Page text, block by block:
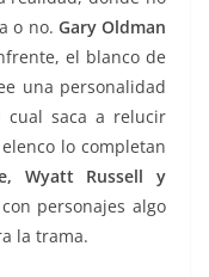
o no. Gary Oldman
el blanco de
una personalidad
saca a relucir
lo completan
Wyatt Russell y
personajes algo
la trama.